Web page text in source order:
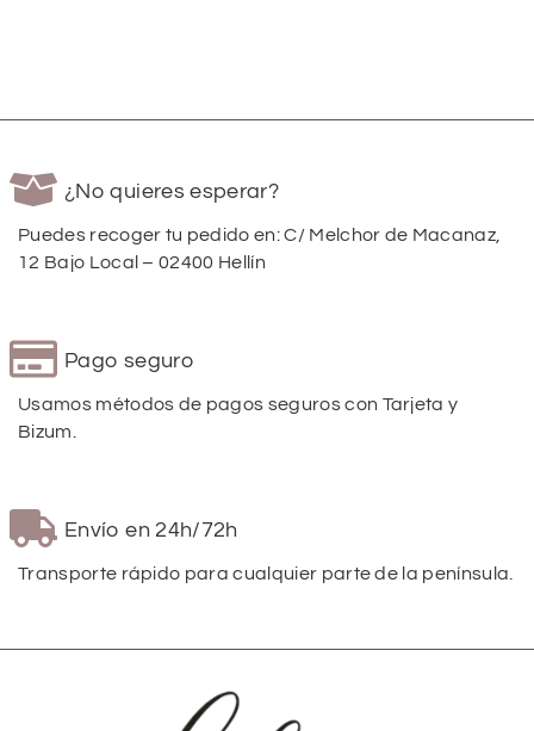
¿No quieres esperar?
Puedes recoger tu pedido en: C/ Melchor de Macanaz,
12 Bajo Local – 02400 Hellín
Pago seguro
Usamos métodos de pagos seguros con Tarjeta y
Bizum.
Envío en 24h/72h
Transporte rápido para cualquier parte de la península.